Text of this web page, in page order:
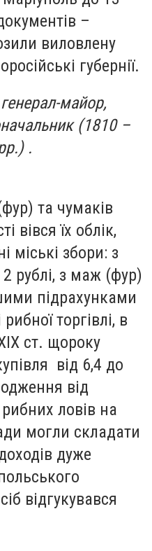
–
виловлену
губернії.
майор,
(1810 –
.
та чумаків
вівся їх облік,
міські збори: з
рублі, з маж (фур)
підрахунками
торгівлі, в
ст. щороку
від 6,4 до
від
рибних ловів на
могли складати
дуже
відгукувався